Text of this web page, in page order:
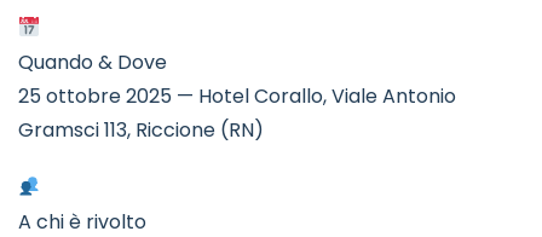
Quando & Dove
25 ottobre 2025 — Hotel Corallo, Viale Antonio
Gramsci 113, Riccione (RN)
A chi è rivolto